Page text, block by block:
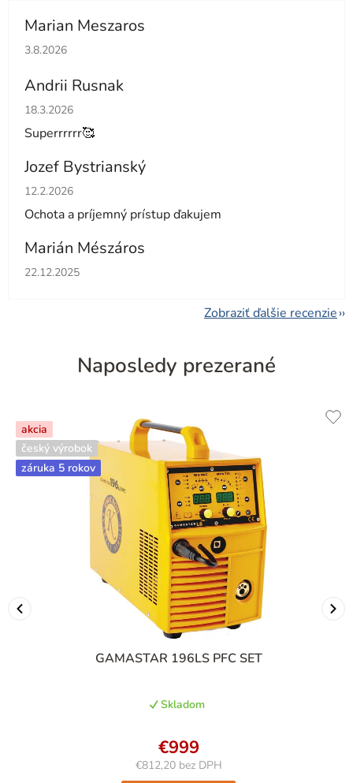
Marian Meszaros
Hodnotenie obchodu je 5 z 5 hviezdičiek.
3.8.2026
Andrii Rusnak
Hodnotenie obchodu je 5 z 5 hviezdičiek.
18.3.2026
Superrrrrr🥰
Jozef Bystrianský
Hodnotenie obchodu je 5 z 5 hviezdičiek.
12.2.2026
Ochota a príjemný prístup ďakujem
Marián Mészáros
Hodnotenie obchodu je 5 z 5 hviezdičiek.
22.12.2025
Zobraziť ďalšie recenzie
Naposledy prezerané
akcia
český výrobok
záruka 5 rokov
GAMASTAR 196LS PFC SET
Skladom
€999
€812,20 bez DPH
Jednotková